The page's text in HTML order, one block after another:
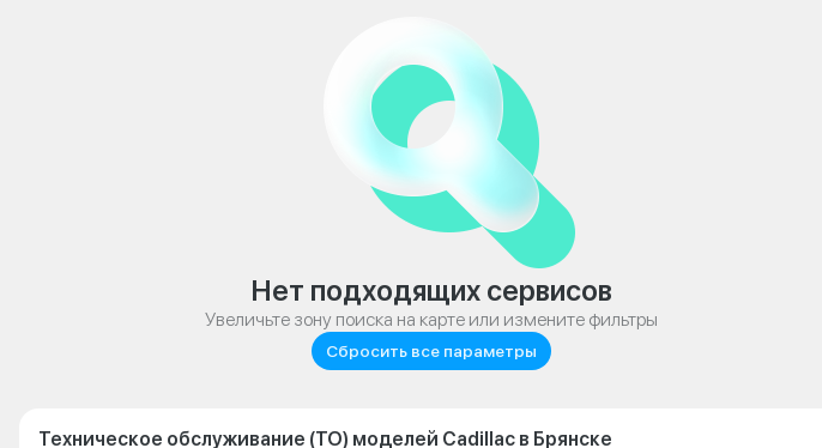
Нет подходящих сервисов
Увеличьте зону поиска на карте или измените фильтры
Сбросить все параметры
Техническое обслуживание (ТО) моделей Cadillac в Брянске